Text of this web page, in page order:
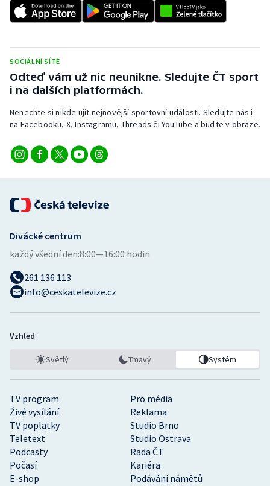
SOCIÁLNÍ SÍTĚ
Odteď vám už nic neunikne. Sledujte ČT sport
i na dalších platformách.
Nenechte si nikde ujít nejnovější sportovní události. Sledujte nás i
na Facebooku, X, Instagramu, Threads či YouTube a buďte v obraze.
TV program
Pro média
Živé vysílání
Reklama
TV poplatky
Studio Brno
Teletext
Studio Ostrava
Podcasty
Rada ČT
Počasí
Kariéra
E-shop
Podávání námětů
Divácké centrum
každý všední den:8:00—16:00 hodin
261 136 113
info@ceskatelevize.cz
Vzhled
Světlý Tmavý Systém